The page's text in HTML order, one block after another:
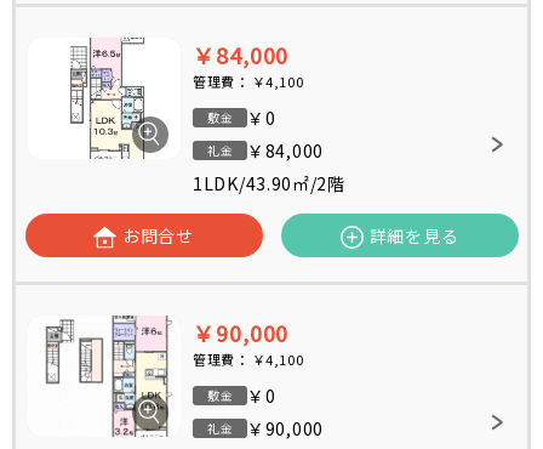
￥84,000
管理費： ￥4,100
敷金 ￥0
礼金
￥84,000
1LDK/43.90㎡/2階
お問合せ 詳細を見る
￥90,000
管理費： ￥4,100
敷金 ￥0
礼金 ￥90,000